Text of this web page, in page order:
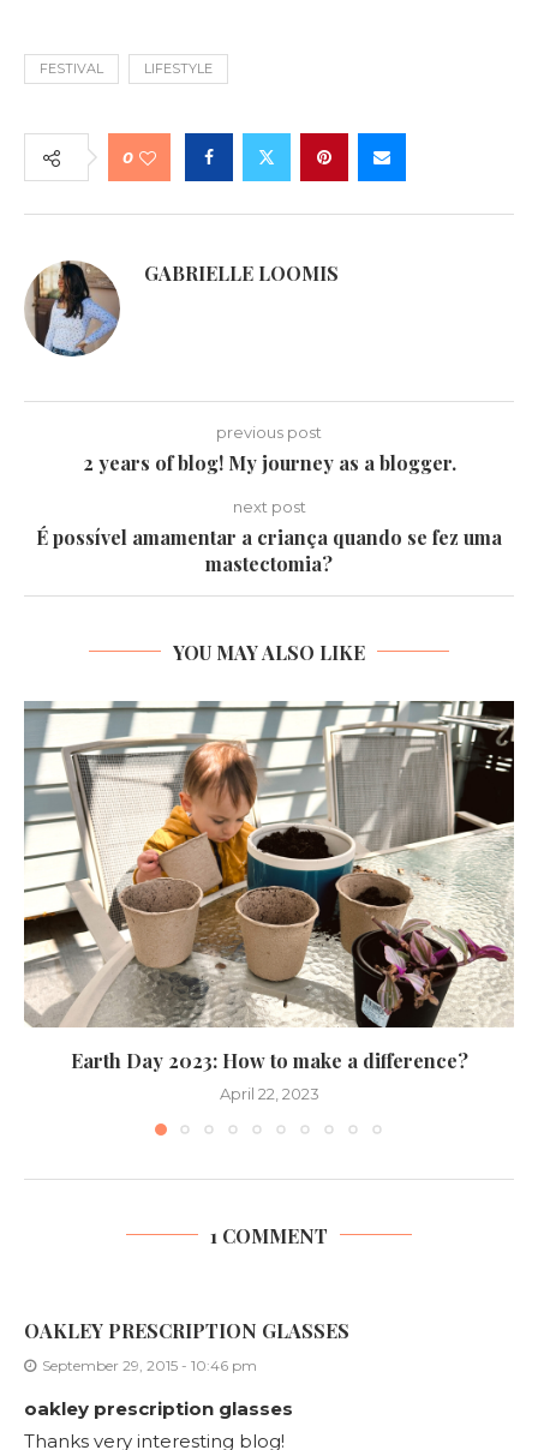
FESTIVAL LIFESTYLE
0
GABRIELLE LOOMIS
previous post
2 years of blog! My journey as a blogger.
next post
É possível amamentar a criança quando se fez uma
mastectomia?
YOU MAY ALSO LIKE
Earth Day 2023: How to make a difference?
April 22, 2023
1 COMMENT
OAKLEY PRESCRIPTION GLASSES
September 29, 2015 - 10:46 pm
oakley prescription glasses
Thanks very interesting blog!